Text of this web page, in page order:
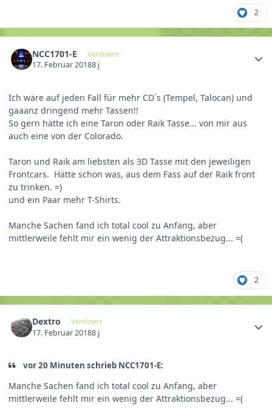
2
NCC1701-E Verifiziert
17. Februar 20188 j
Ich wäre auf jeden Fall für mehr CD´s (Tempel, Talocan) und
gaaanz dringend mehr Tassen!!
So gern hätte ich eine Taron oder Raik Tasse... von mir aus
auch eine von der Colorado.
Taron und Raik am liebsten als 3D Tasse mit den jeweiligen
Frontcars. Hätte schon was, aus dem Fass auf der Raik front
zu trinken. =)
und ein Paar mehr T-Shirts.
Manche Sachen fand ich total cool zu Anfang, aber
mittlerweile fehlt mir ein wenig der Attraktionsbezug... =(
2
Dextro Verifiziert
17. Februar 20188 j
vor 20 Minuten schrieb NCC1701-E:
Manche Sachen fand ich total cool zu Anfang, aber
mittlerweile fehlt mir ein wenig der Attraktionsbezug... =(